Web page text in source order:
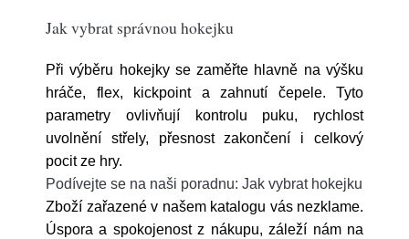
Jak vybrat správnou hokejku
Při výběru hokejky se zaměřte hlavně na výšku
hráče, flex, kickpoint a zahnutí čepele. Tyto
parametry ovlivňují kontrolu puku, rychlost
uvolnění střely, přesnost zakončení i celkový
pocit ze hry.
Podívejte se na naši poradnu: Jak vybrat hokejku
Zboží zařazené v našem katalogu vás nezklame.
Úspora a spokojenost z nákupu, záleží nám na